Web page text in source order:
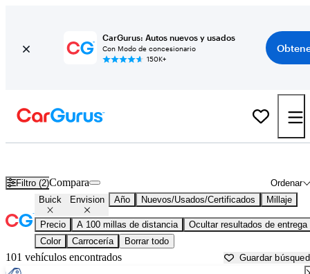
CarGurus: Autos nuevos y usados
Con Modo de concesionario
150K+
Filtro (2) Ordenar
Compara
Buick Envision Año Nuevos/Usados/Certificados Millaje
Precio A 100 millas de distancia
Ocultar resultados de entrega
Color
Carrocería Borrar todo
101 vehículos encontrados Guardar